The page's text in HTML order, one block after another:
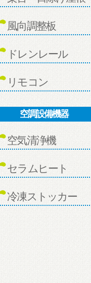
風向調整板
ドレンレール
リモコン
空調設備機器
空気清浄機
セラムヒート
冷凍ストッカー